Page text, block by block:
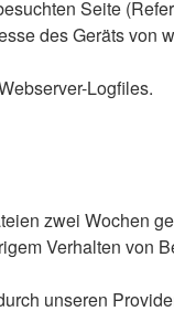
Seite
des Geräts von
Logfiles.
zwei Wochen
Verhalten von
unseren